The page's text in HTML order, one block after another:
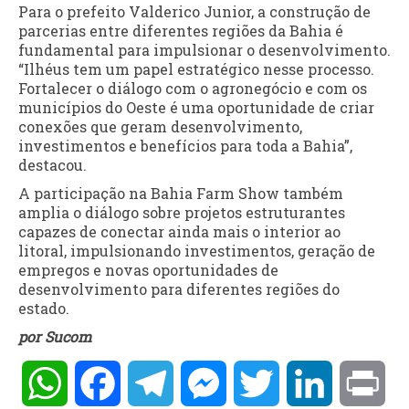
Para o prefeito Valderico Junior, a construção de
parcerias entre diferentes regiões da Bahia é
fundamental para impulsionar o desenvolvimento.
“Ilhéus tem um papel estratégico nesse processo.
Fortalecer o diálogo com o agronegócio e com os
municípios do Oeste é uma oportunidade de criar
conexões que geram desenvolvimento,
investimentos e benefícios para toda a Bahia”,
destacou.
A participação na Bahia Farm Show também
amplia o diálogo sobre projetos estruturantes
capazes de conectar ainda mais o interior ao
litoral, impulsionando investimentos, geração de
empregos e novas oportunidades de
desenvolvimento para diferentes regiões do
estado.
por Sucom
WhatsAppFacebookTelegramMessengerTwitter LinkedIn